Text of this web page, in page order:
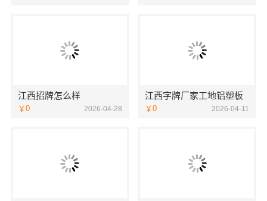
江西招牌怎么样
￥0 2026-04-28
江西字牌厂家工地铝塑板
￥0 2026-04-11